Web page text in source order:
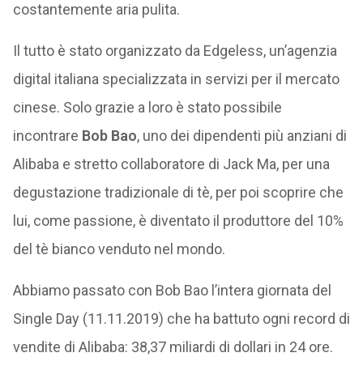
costantemente aria pulita.
Il tutto è stato organizzato da Edgeless, un’agenzia
digital italiana specializzata in servizi per il mercato
cinese. Solo grazie a loro è stato possibile
incontrare Bob Bao, uno dei dipendenti più anziani di
Alibaba e stretto collaboratore di Jack Ma, per una
degustazione tradizionale di tè, per poi scoprire che
lui, come passione, è diventato il produttore del 10%
del tè bianco venduto nel mondo.
Abbiamo passato con Bob Bao l’intera giornata del
Single Day (11.11.2019) che ha battuto ogni record di
vendite di Alibaba: 38,37 miliardi di dollari in 24 ore.